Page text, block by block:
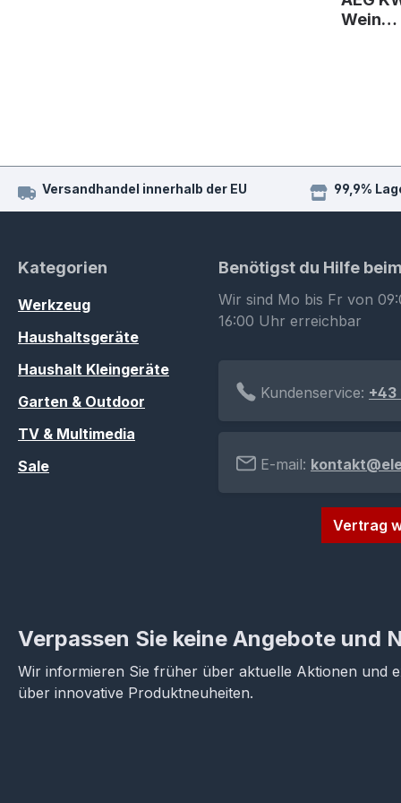
Wein…
Versandhandel innerhalb der EU 99,9%
Kategorien
Werkzeug
Haushaltsgeräte
Haushalt Kleingeräte
Garten & Outdoor
TV & Multimedia
Sale
Benötigst du Hilfe
Wir sind Mo bis Fr von
16:00 Uhr erreichbar
Kundenservice: +43
E-mail:
Vertrag
Verpassen Sie keine Angebote und
Wir informieren Sie früher über aktuelle Aktionen und
über innovative Produktneuheiten.